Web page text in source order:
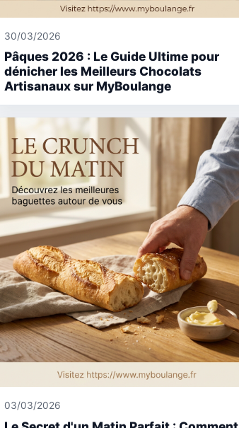
30/03/2026
Pâques 2026 : Le Guide Ultime pour
dénicher les Meilleurs Chocolats
Artisanaux sur MyBoulange
03/03/2026